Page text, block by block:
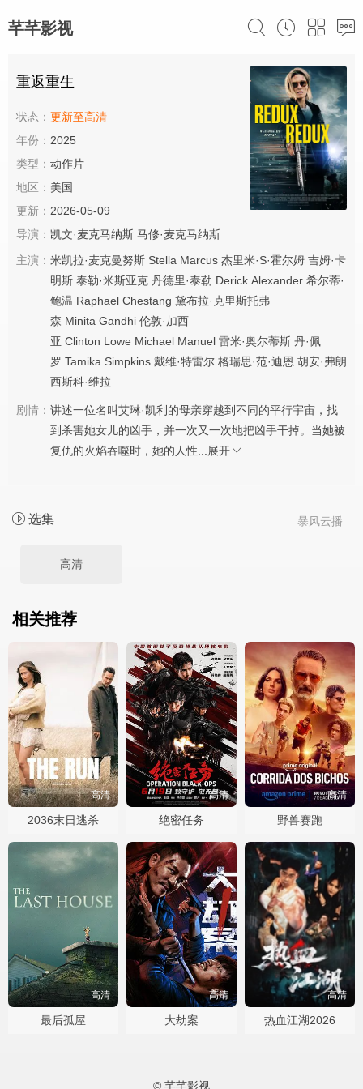
芊芊影视
重返重生
状态： 更新至高清
年份： 2025
类型： 动作片
地区： 美国
更新： 2026-05-09
导演： 凯文·麦克马纳斯 马修·麦克马纳斯
主演： 米凯拉·麦克曼努斯 Stella Marcus 杰里米·S·霍尔姆 吉姆·卡
明斯 泰勒·米斯亚克 丹德里·泰勒 Derick Alexander 希尔蒂·
鲍温 Raphael Chestang 黛布拉·克里斯托弗
森 Minita Gandhi 伦敦·加西
亚 Clinton Lowe Michael Manuel 雷米·奥尔蒂斯 丹·佩
罗 Tamika Simpkins 戴维·特雷尔 格瑞思·范·迪恩 胡安·弗朗
西斯科·维拉
剧情： 讲述一位名叫艾琳·凯利的母亲穿越到不同的平行宇宙，找
到杀害她女儿的凶手，并一次又一次地把凶手干掉。当她被
复仇的火焰吞噬时，她的人性...
展开
暴风云播
选集
高清
相关推荐
高清
2036末日逃杀
高清
绝密任务
高清
野兽赛跑
高清
最后孤屋
高清
大劫案
高清
热血江湖2026
© 芊芊影视